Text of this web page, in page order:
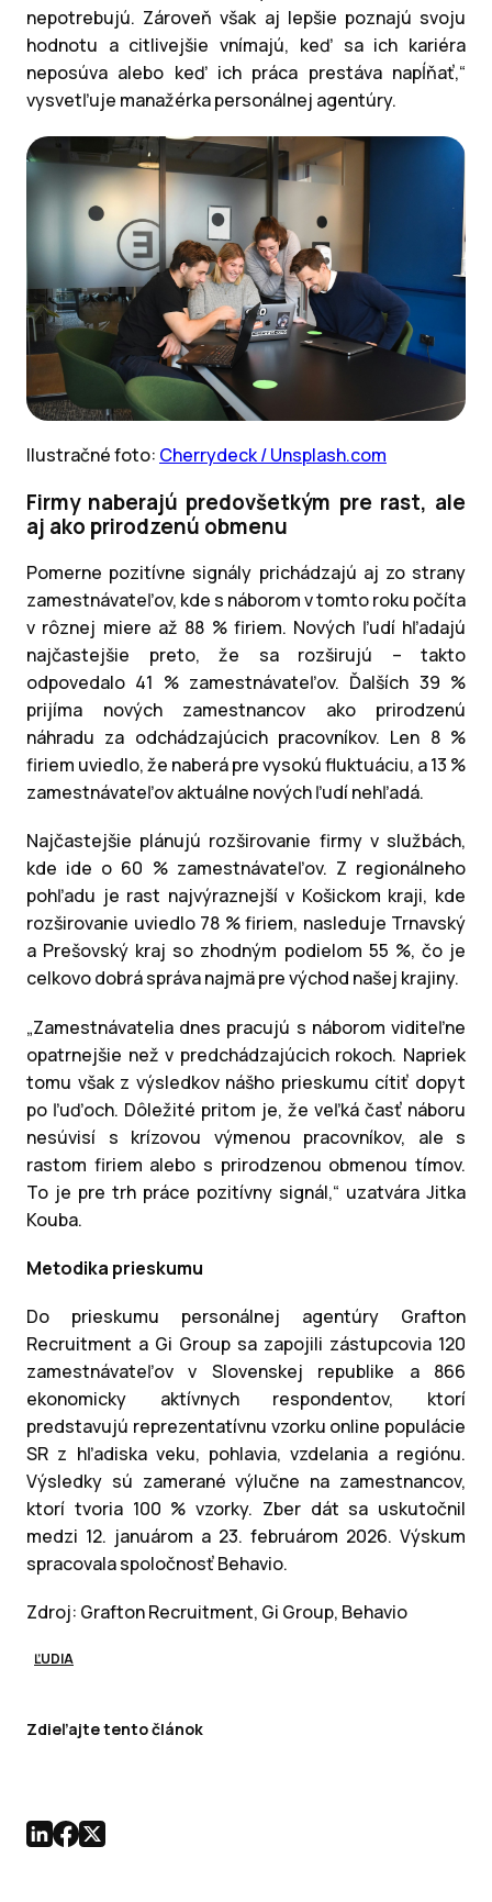
nepotrebujú. Zároveň však aj lepšie poznajú svoju
hodnotu a citlivejšie vnímajú, keď sa ich kariéra
neposúva alebo keď ich práca prestáva napĺňať,“
vysvetľuje manažérka personálnej agentúry.
Ilustračné foto: Cherrydeck / Unsplash.com
Firmy naberajú predovšetkým pre rast, ale
aj ako prirodzenú obmenu
Pomerne pozitívne signály prichádzajú aj zo strany
zamestnávateľov, kde s náborom v tomto roku počíta
v rôznej miere až 88 % firiem. Nových ľudí hľadajú
najčastejšie preto, že sa rozširujú – takto
odpovedalo 41 % zamestnávateľov. Ďalších 39 %
prijíma nových zamestnancov ako prirodzenú
náhradu za odchádzajúcich pracovníkov. Len 8 %
firiem uviedlo, že naberá pre vysokú fluktuáciu, a 13 %
zamestnávateľov aktuálne nových ľudí nehľadá.
Najčastejšie plánujú rozširovanie firmy v službách,
kde ide o 60 % zamestnávateľov. Z regionálneho
pohľadu je rast najvýraznejší v Košickom kraji, kde
rozširovanie uviedlo 78 % firiem, nasleduje Trnavský
a Prešovský kraj so zhodným podielom 55 %, čo je
celkovo dobrá správa najmä pre východ našej krajiny.
„Zamestnávatelia dnes pracujú s náborom viditeľne
opatrnejšie než v predchádzajúcich rokoch. Napriek
tomu však z výsledkov nášho prieskumu cítiť dopyt
po ľuďoch. Dôležité pritom je, že veľká časť náboru
nesúvisí s krízovou výmenou pracovníkov, ale s
rastom firiem alebo s prirodzenou obmenou tímov.
To je pre trh práce pozitívny signál,“ uzatvára Jitka
Kouba.
Metodika prieskumu
Do prieskumu personálnej agentúry Grafton
Recruitment a Gi Group sa zapojili zástupcovia 120
zamestnávateľov v Slovenskej republike a 866
ekonomicky aktívnych respondentov, ktorí
predstavujú reprezentatívnu vzorku online populácie
SR z hľadiska veku, pohlavia, vzdelania a regiónu.
Výsledky sú zamerané výlučne na zamestnancov,
ktorí tvoria 100 % vzorky. Zber dát sa uskutočnil
medzi 12. januárom a 23. februárom 2026. Výskum
spracovala spoločnosť Behavio.
Zdroj: Grafton Recruitment, Gi Group, Behavio
ĽUDIA
Zdieľajte tento článok